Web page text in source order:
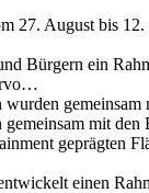
27. August bis 12.
Bürgern ein
wurden
gemeinsam mit
geprägten
einen